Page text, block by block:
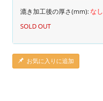
漉き加工後の厚さ(mm):なし
SOLD OUT
お気に入りに追加